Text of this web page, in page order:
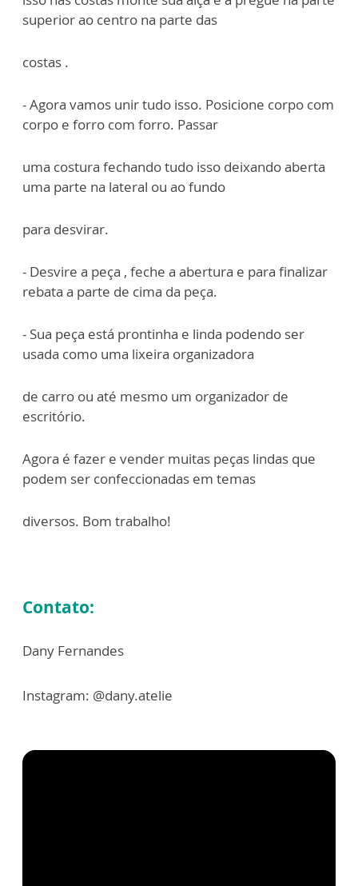
superior ao centro na parte das
costas .
- Agora vamos unir tudo isso. Posicione corpo com
corpo e forro com forro. Passar
uma costura fechando tudo isso deixando aberta
uma parte na lateral ou ao fundo
para desvirar.
- Desvire a peça , feche a abertura e para finalizar
rebata a parte de cima da peça.
- Sua peça está prontinha e linda podendo ser
usada como uma lixeira organizadora
de carro ou até mesmo um organizador de
escritório.
Agora é fazer e vender muitas peças lindas que
podem ser confeccionadas em temas
diversos. Bom trabalho!
Contato:
Dany Fernandes
Instagram: @dany.atelie